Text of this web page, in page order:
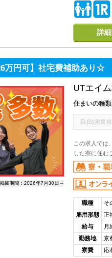
詳
万円可】社宅費補助あり☆
掲載期間：2026年7月30日～
UTエイ
住まいの種類
自由(家賃
この求人では
した寮に住む
職種
そ
雇用形態
正
給与
月
勤務地
京
寮費
応